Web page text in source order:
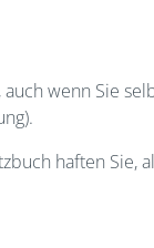
wenn Sie
haften Sie,